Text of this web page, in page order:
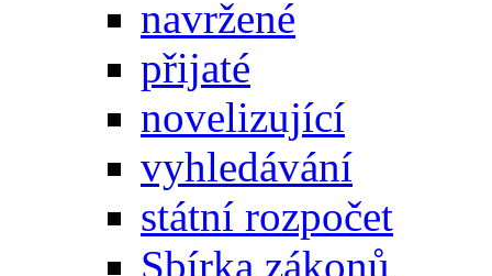
navržené
přijaté
novelizující
vyhledávání
státní rozpočet
Sbírka zákonů